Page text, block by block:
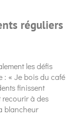
réguliers
les défis
: « Je bois du café
finissent
recourir à des
blancheur